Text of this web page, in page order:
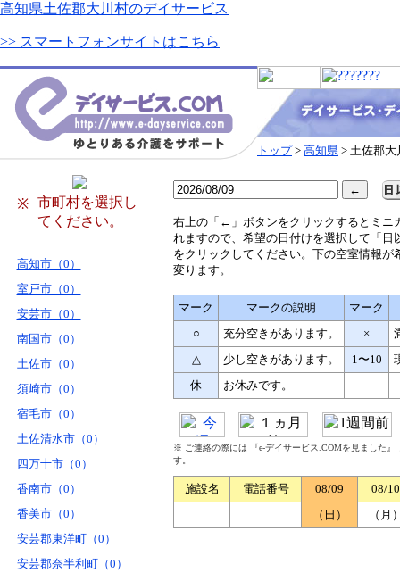
高知県土佐郡大川村のデイサービス
>> スマートフォンサイトはこちら
トップ> 高知県 > 土佐郡大
※
市町村を選択し
てください。
高知市（0）
室戸市（0）
安芸市（0）
南国市（0）
土佐市（0）
須崎市（0）
宿毛市（0）
土佐清水市（0）
四万十市（0）
香南市（0）
香美市（0）
安芸郡東洋町（0）
安芸郡奈半利町（0）
右上の「←」ボタンをクリックするとミニ
れますので、希望の日付けを選択して「日
をクリックしてください。下の空室情報が
変ります。
マーク マークの説明
マーク
○
充分空きがあります。 ×
△
少し空きがあります。 1〜10
休
お休みです。
※ ご連絡の際には 『e-デイサービス.COMを見ました
す。
施設名 電話番号 08/09
08/10
（日）
（月